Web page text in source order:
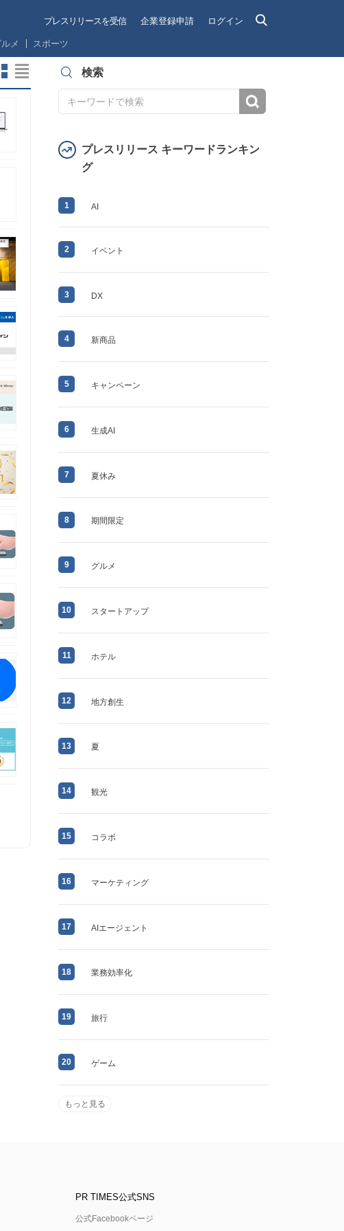
プレスリリースを受信 企業登録申請 ログイン
メ スポーツ
検索
プレスリリース キーワードランキン
グ
1 AI
2 イベント
3 DX
4 新商品
5 キャンペーン
6 生成AI
7 夏休み
8 期間限定
9 グルメ
10 スタートアップ
11 ホテル
12 地方創生
13 夏
14 観光
15 コラボ
16 マーケティング
17 AIエージェント
18 業務効率化
19 旅行
20 ゲーム
もっと見る
PR TIMES公式SNS
公式Facebookページ